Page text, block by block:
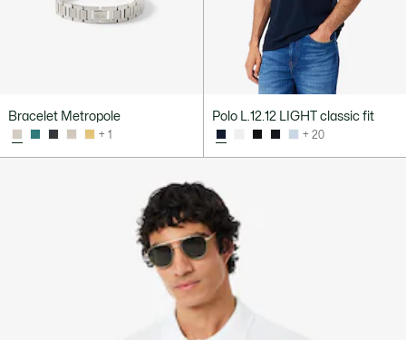
Bracelet Metropole
+ 1
Polo L.12.12 LIGHT classic fit
+ 20